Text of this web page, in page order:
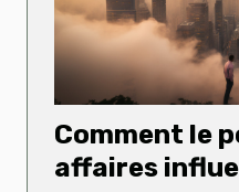
Comment le
affaires